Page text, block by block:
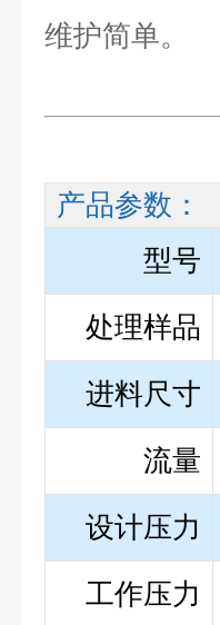
维护简单。
产品参数：
型号
处理样品
进料尺寸
流量
设计压力
工作压力